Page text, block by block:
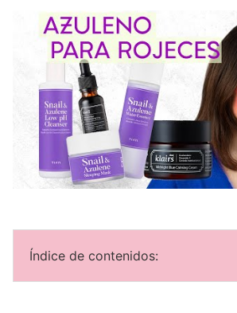
Índice de contenidos: